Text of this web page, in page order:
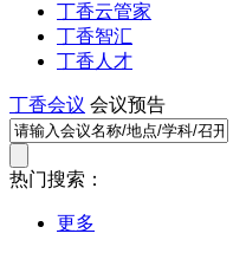
丁香云管家
丁香智汇
丁香人才
丁香会议 会议预告
热门搜索：
更多